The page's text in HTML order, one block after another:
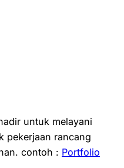
untuk melayani
pekerjaan rancang
contoh : Portfolio